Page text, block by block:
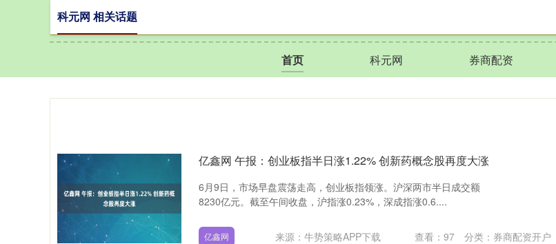
首页 科元网 券商配资
科元网 相关话题
亿鑫网 午报：创业板指半日涨1.22% 创新药概念股再度大涨
6月9日，市场早盘震荡走高，创业板指领涨。沪深两市半日成交额
8230亿元。截至午间收盘，沪指涨0.23%，深成指涨0.6....
亿鑫网 来源：牛势策略APP下载 查看： 97 分类： 券商配资开户